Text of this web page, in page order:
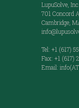
LupuSolve, Inc.
701 Concord
Cambridge,
Tel: +1 (617)
Fax: +1 (617)
Email: